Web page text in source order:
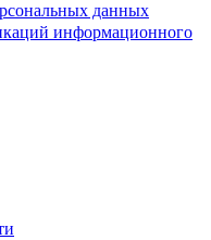
данных
информационного